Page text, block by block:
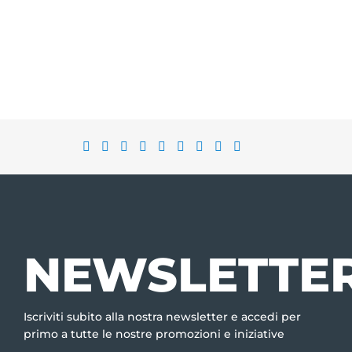
Iscriviti subito alla nostra newsletter e accedi per
primo a tutte le nostre promozioni e iniziative